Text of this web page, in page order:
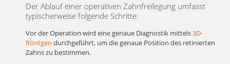
Der Ablauf einer operativen Zahnfreilegung umfasst
typischerweise folgende Schritte:
Vor der Operation wird eine genaue Diagnostik mittels3D-
Röntgen durchgeführt, um die genaue Position des retinierten
Zahns zu bestimmen.